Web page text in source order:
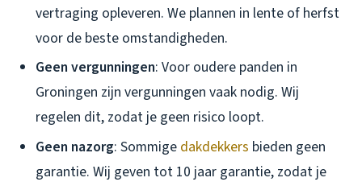
vertraging opleveren. We plannen in lente of herfst
voor de beste omstandigheden.
Geen vergunningen: Voor oudere panden in
Groningen zijn vergunningen vaak nodig. Wij
regelen dit, zodat je geen risico loopt.
Geen nazorg: Sommige dakdekkers bieden geen
garantie. Wij geven tot 10 jaar garantie, zodat je